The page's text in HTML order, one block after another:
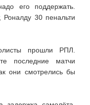
его поддержать.
Роналду 30 пенальти
прошли РПЛ.
последние матчи
они смотрелись бы